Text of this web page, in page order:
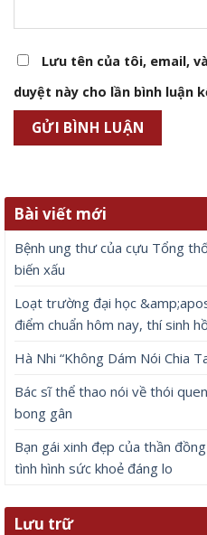
Lưu tên của tôi, email,
duyệt này cho lần bình luận
Bài viết mới
Bệnh ung thư của cựu Tổng
biến xấu
Loạt trường đại học
điểm chuẩn hôm nay, thí sinh
Hà Nhi “Không Dám Nói Chia
Bác sĩ thể thao nói về thói
bong gân
Bạn gái xinh đẹp của thần
tình hình sức khoẻ đáng lo
Lưu trữ